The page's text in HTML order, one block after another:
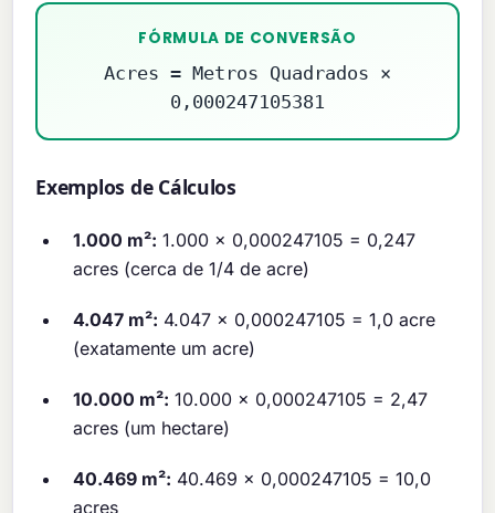
FÓRMULA DE CONVERSÃO
Acres = Metros Quadrados ×
0,000247105381
Exemplos de Cálculos
1.000 m²: 1.000 × 0,000247105 = 0,247
acres (cerca de 1/4 de acre)
4.047 m²: 4.047 × 0,000247105 = 1,0 acre
(exatamente um acre)
10.000 m²: 10.000 × 0,000247105 = 2,47
acres (um hectare)
40.469 m²: 40.469 × 0,000247105 = 10,0
acres